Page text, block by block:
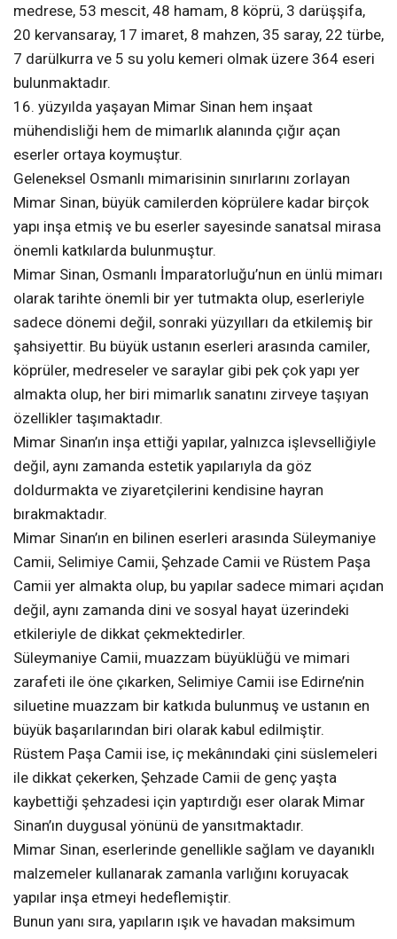
medrese, 53 mescit, 48 hamam, 8 köprü, 3 darüşşifa,
20 kervansaray, 17 imaret, 8 mahzen, 35 saray, 22 türbe,
7 darülkurra ve 5 su yolu kemeri olmak üzere 364 eseri
bulunmaktadır.
16. yüzyılda yaşayan Mimar Sinan hem inşaat
mühendisliği hem de mimarlık alanında çığır açan
eserler ortaya koymuştur.
Geleneksel Osmanlı mimarisinin sınırlarını zorlayan
Mimar Sinan, büyük camilerden köprülere kadar birçok
yapı inşa etmiş ve bu eserler sayesinde sanatsal mirasa
önemli katkılarda bulunmuştur.
Mimar Sinan, Osmanlı İmparatorluğu’nun en ünlü mimarı
olarak tarihte önemli bir yer tutmakta olup, eserleriyle
sadece dönemi değil, sonraki yüzyılları da etkilemiş bir
şahsiyettir. Bu büyük ustanın eserleri arasında camiler,
köprüler, medreseler ve saraylar gibi pek çok yapı yer
almakta olup, her biri mimarlık sanatını zirveye taşıyan
özellikler taşımaktadır.
Mimar Sinan’ın inşa ettiği yapılar, yalnızca işlevselliğiyle
değil, aynı zamanda estetik yapılarıyla da göz
doldurmakta ve ziyaretçilerini kendisine hayran
bırakmaktadır.
Mimar Sinan’ın en bilinen eserleri arasında Süleymaniye
Camii, Selimiye Camii, Şehzade Camii ve Rüstem Paşa
Camii yer almakta olup, bu yapılar sadece mimari açıdan
değil, aynı zamanda dini ve sosyal hayat üzerindeki
etkileriyle de dikkat çekmektedirler.
Süleymaniye Camii, muazzam büyüklüğü ve mimari
zarafeti ile öne çıkarken, Selimiye Camii ise Edirne’nin
siluetine muazzam bir katkıda bulunmuş ve ustanın en
büyük başarılarından biri olarak kabul edilmiştir.
Rüstem Paşa Camii ise, iç mekânındaki çini süslemeleri
ile dikkat çekerken, Şehzade Camii de genç yaşta
kaybettiği şehzadesi için yaptırdığı eser olarak Mimar
Sinan’ın duygusal yönünü de yansıtmaktadır.
Mimar Sinan, eserlerinde genellikle sağlam ve dayanıklı
malzemeler kullanarak zamanla varlığını koruyacak
yapılar inşa etmeyi hedeflemiştir.
Bunun yanı sıra, yapıların ışık ve havadan maksimum